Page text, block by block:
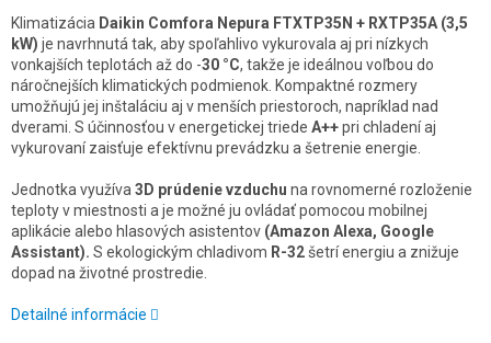
Klimatizácia Daikin Comfora Nepura FTXTP35N + RXTP35A (3,5
kW) je navrhnutá tak, aby spoľahlivo vykurovala aj pri nízkych
vonkajších teplotách až do -30 °C, takže je ideálnou voľbou do
náročnejších klimatických podmienok. Kompaktné rozmery
umožňujú jej inštaláciu aj v menších priestoroch, napríklad nad
dverami. S účinnosťou v energetickej triede A++pri chladení aj
vykurovaní zaisťuje efektívnu prevádzku a šetrenie energie.
Jednotka využíva3D prúdenie vzduchu na rovnomerné rozloženie
teploty v miestnosti a je možné ju ovládať pomocou mobilnej
aplikácie alebo hlasových asistentov (Amazon Alexa, Google
Assistant). S ekologickým chladivom R-32šetrí energiu a znižuje
dopad na životné prostredie.
Detailné informácie